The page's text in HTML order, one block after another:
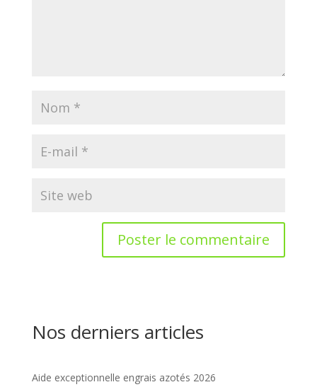
Nos derniers articles
Aide exceptionnelle engrais azotés 2026